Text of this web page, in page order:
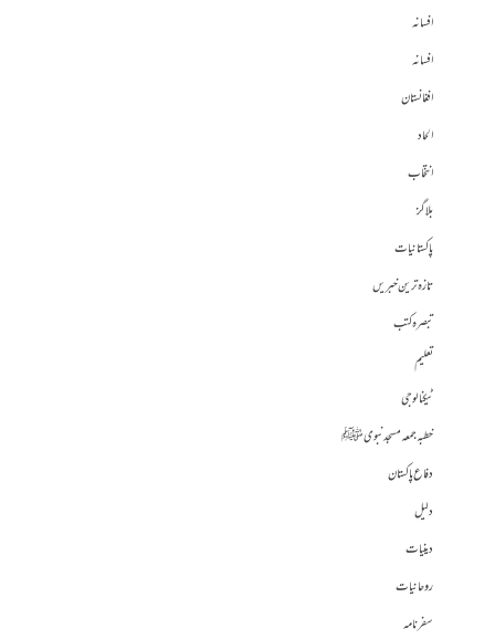
افسانہ
افسانہ
افغانستان
الحاد
انتخاب
بلاگز
پاکستانیات
تازہ ترین خبریں
تبصرہ کتب
تعلیم
ٹیکنالوجی
خطبہ جمعہ مسجد نبوی ﷺ
دفاع پاکستان
دلیل
دینیات
روحانیات
سفرنامہ